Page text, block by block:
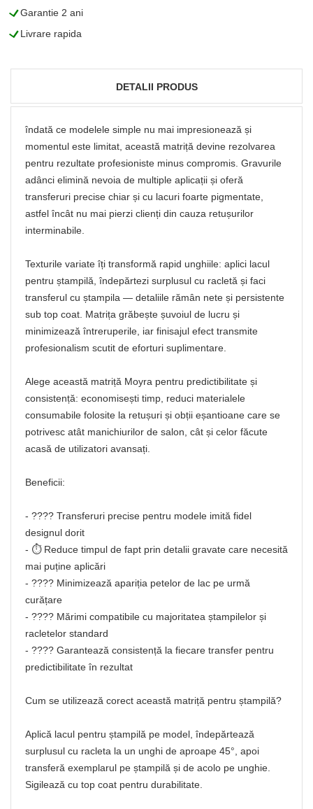
LGarantie 2 ani
LLivrare rapida
DETALII PRODUS
îndată ce modelele simple nu mai impresionează și
momentul este limitat, această matriță devine rezolvarea
pentru rezultate profesioniste minus compromis. Gravurile
adânci elimină nevoia de multiple aplicații și oferă
transferuri precise chiar și cu lacuri foarte pigmentate,
astfel încât nu mai pierzi clienți din cauza retușurilor
interminabile.
Texturile variate îți transformă rapid unghiile: aplici lacul
pentru ștampilă, îndepărtezi surplusul cu racletă și faci
transferul cu ștampila — detaliile rămân nete și persistente
sub top coat. Matrița grăbește șuvoiul de lucru și
minimizează întreruperile, iar finisajul efect transmite
profesionalism scutit de eforturi suplimentare.
Alege această matriță Moyra pentru predictibilitate și
consistență: economisești timp, reduci materialele
consumabile folosite la retușuri și obții eșantioane care se
potrivesc atât manichiurilor de salon, cât și celor făcute
acasă de utilizatori avansați.
Beneficii:
- ???? Transferuri precise pentru modele imită fidel
designul dorit
- ⏱️ Reduce timpul de fapt prin detalii gravate care necesită
mai puține aplicări
- ???? Minimizează apariția petelor de lac pe urmă
curățare
- ???? Mărimi compatibile cu majoritatea ștampilelor și
racletelor standard
- ???? Garantează consistență la fiecare transfer pentru
predictibilitate în rezultat
Cum se utilizează corect această matriță pentru ștampilă?
Aplică lacul pentru ștampilă pe model, îndepărtează
surplusul cu racleta la un unghi de aproape 45°, apoi
transferă exemplarul pe ștampilă și de acolo pe unghie.
Sigilează cu top coat pentru durabilitate.